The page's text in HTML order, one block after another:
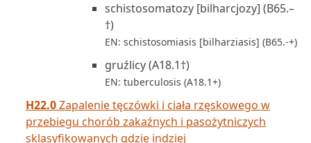
schistosomatozy [bilharcjozy] (B65.–
†)
EN: schistosomiasis [bilharziasis] (B65.-+)
gruźlicy (A18.1†)
EN: tuberculosis (A18.1+)
H22.0Zapalenie tęczówki i ciała rzęskowego w
przebiegu chorób zakaźnych i pasożytniczych
sklasyfikowanych gdzie indziej